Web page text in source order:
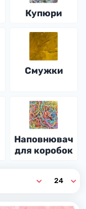
Купюри
Смужки
Наповнювач
для коробок